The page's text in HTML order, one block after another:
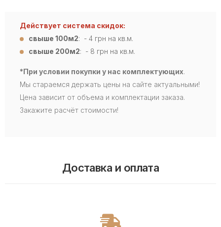
Действует система скидок:
свыше 100м2: - 4 грн на кв.м.
свыше 200м2: - 8 грн на кв.м.
*При условии покупки у нас комплектующих.
Мы стараемся держать цены на сайте актуальными!
Цена зависит от объема и комплектации заказа.
Закажите расчёт стоимости!
Доставка и оплата